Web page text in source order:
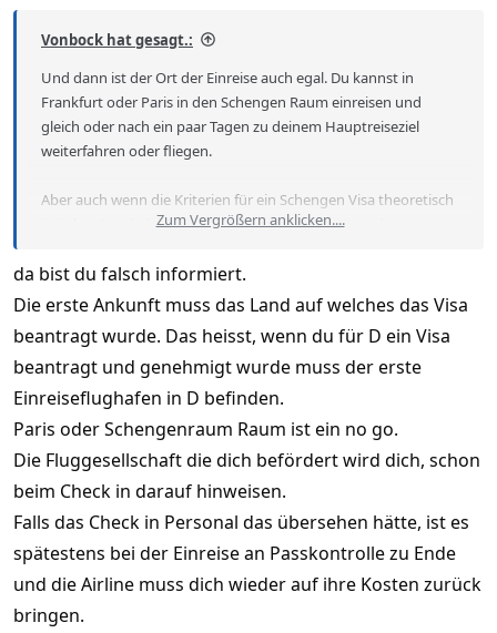
Vonbock hat gesagt.:
Und dann ist der Ort der Einreise auch egal. Du kannst in
Frankfurt oder Paris in den Schengen Raum einreisen und
gleich oder nach ein paar Tagen zu deinem Hauptreiseziel
weiterfahren oder fliegen.
Aber auch wenn die Kriterien für ein Schengen Visa theoretisch
in jedem Land gleich sind würde es mich nicht wundern wenn
jemand damit Erfahrungen gesammelt?
Zum Vergrößern anklicken....
da bist du falsch informiert.
Die erste Ankunft muss das Land auf welches das Visa
beantragt wurde. Das heisst, wenn du für D ein Visa
beantragt und genehmigt wurde muss der erste
Einreiseflughafen in D befinden.
Paris oder Schengenraum Raum ist ein no go.
Die Fluggesellschaft die dich befördert wird dich, schon
beim Check in darauf hinweisen.
Falls das Check in Personal das übersehen hätte, ist es
spätestens bei der Einreise an Passkontrolle zu Ende
und die Airline muss dich wieder auf ihre Kosten zurück
bringen.